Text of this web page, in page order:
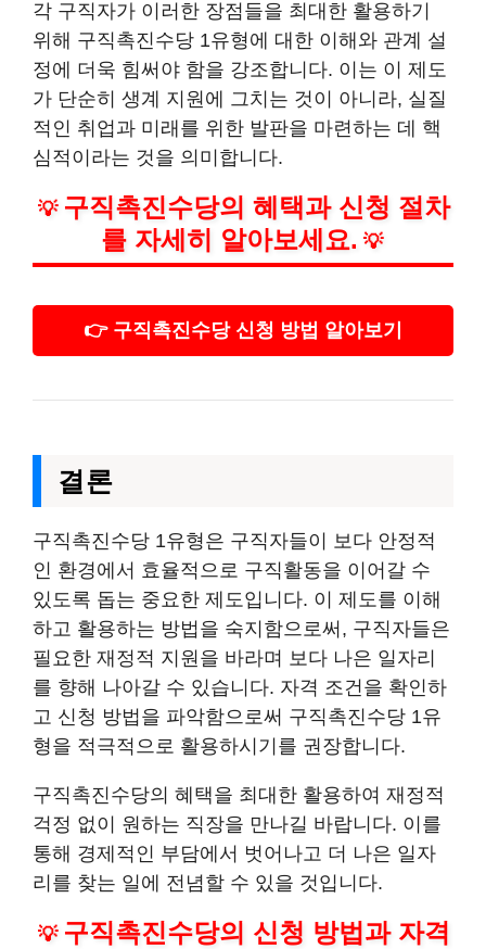
각 구직자가 이러한 장점들을 최대한 활용하기
위해 구직촉진수당 1유형에 대한 이해와 관계 설
정에 더욱 힘써야 함을 강조합니다. 이는 이 제도
가 단순히 생계 지원에 그치는 것이 아니라, 실질
적인 취업과 미래를 위한 발판을 마련하는 데 핵
심적이라는 것을 의미합니다.
💡 구직촉진수당의 혜택과 신청 절차
를 자세히 알아보세요. 💡
👉 구직촉진수당 신청 방법 알아보기
결론
구직촉진수당 1유형은 구직자들이 보다 안정적
인 환경에서 효율적으로 구직활동을 이어갈 수
있도록 돕는 중요한 제도입니다. 이 제도를 이해
하고 활용하는 방법을 숙지함으로써, 구직자들은
필요한 재정적 지원을 바라며 보다 나은 일자리
를 향해 나아갈 수 있습니다. 자격 조건을 확인하
고 신청 방법을 파악함으로써 구직촉진수당 1유
형을 적극적으로 활용하시기를 권장합니다.
구직촉진수당의 혜택을 최대한 활용하여 재정적
걱정 없이 원하는 직장을 만나길 바랍니다. 이를
통해 경제적인 부담에서 벗어나고 더 나은 일자
리를 찾는 일에 전념할 수 있을 것입니다.
💡 구직촉진수당의 신청 방법과 자격